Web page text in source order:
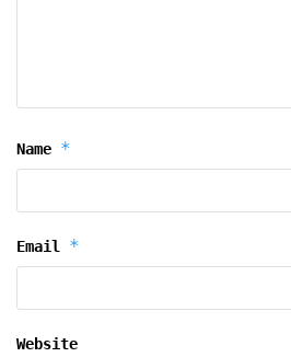
Name *
Email *
Website